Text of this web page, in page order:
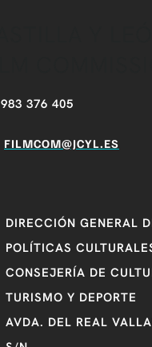
983 376 405
FILMCOM@JCYL.ES
DIRECCIÓN GENERAL
POLÍTICAS
CONSEJERÍA DE
TURISMO Y DEPORTE
AVDA. DEL REAL